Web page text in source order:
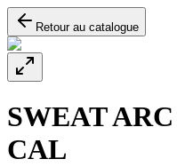
Retour au catalogue
SWEAT
CAL